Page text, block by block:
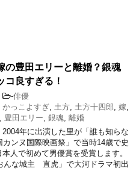
の豊田エリーと離婚？銀魂
コ良すぎる！
-俳優
かっこよすぎ 土方 土方十四郎 嫁
豊田エリー 銀魂 離婚
年に出演した里が「誰も知らな
カンヌ国際映画祭」で当時14歳で史
本人で初めて男優賞を受賞します。
んな城主 直虎」で大河ドラマ初出